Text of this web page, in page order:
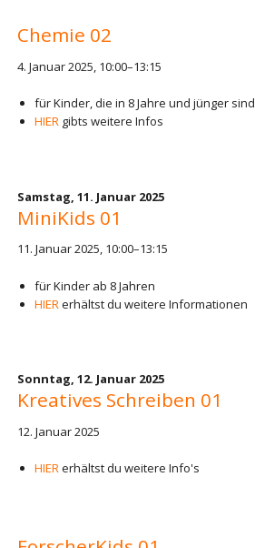
Chemie 02
4. Januar 2025, 10:00–13:15
für Kinder, die in 8 Jahre und jünger sind
HIERgibts weitere Infos
Samstag, 11. Januar 2025
MiniKids 01
11. Januar 2025, 10:00–13:15
für Kinder ab 8 Jahren
HIERerhältst du weitere Informationen
Sonntag, 12. Januar 2025
Kreatives Schreiben 01
12. Januar 2025
HIERerhältst du weitere Info's